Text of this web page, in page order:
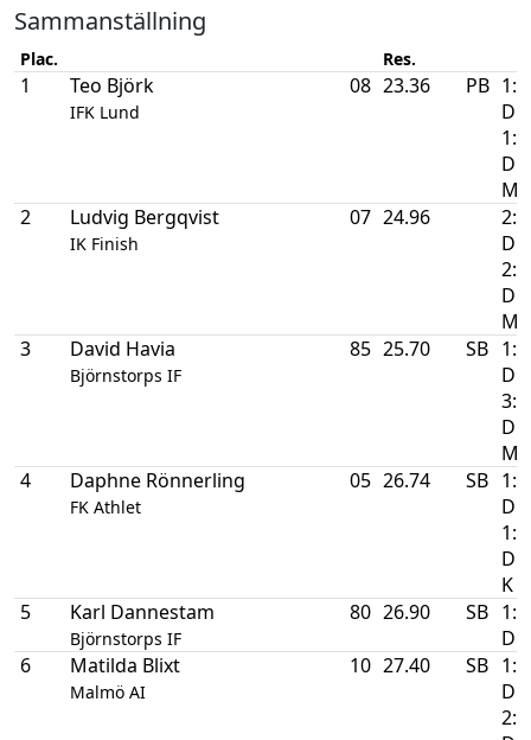
Sammanställning
Plac. Res.
1 Teo Björk
IFK Lund
08 23.36 PB 1:a
1:a
M
2
Ludvig Bergqvist
IK Finish
07 24.96
2:a
2:a
M
3
David Havia
Björnstorps IF
85 25.70 SB 1:a
3:a
M
4
Daphne Rönnerling
FK Athlet
05 26.74 SB 1:a
1:a
K
5
Karl Dannestam
Björnstorps IF
80 26.90 SB 1:a
6
Matilda Blixt
Malmö AI
10 27.40 SB 1:a
2:a